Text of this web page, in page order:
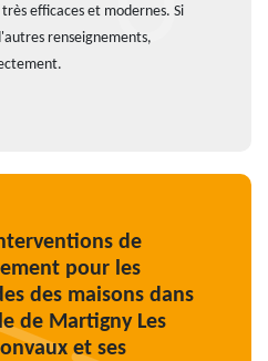
efficaces et modernes. Si
renseignements,
de
pour les
des maisons dans
de Martigny Les
et ses